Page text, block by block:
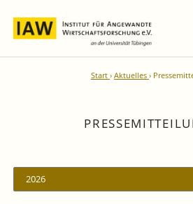
Start Aktuelles